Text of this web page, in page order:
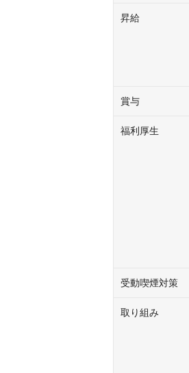
昇給
賞与
福利厚生
受動喫煙対策
取り組み